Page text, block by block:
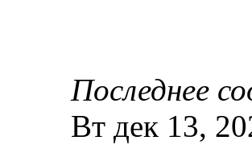
Последнее
Вт дек 13,